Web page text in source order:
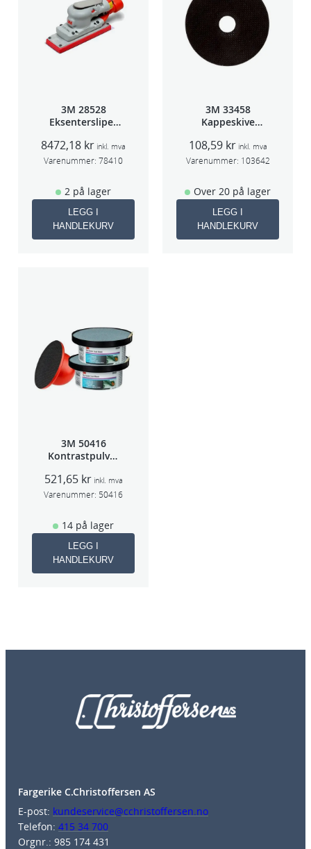
3M 28528
Eksentersliper
3mm slag
70×198
8472,18 kr inkl. mva
Varenummer: 78410
2 på lager
LEGG I
HANDLEKURV
3M 33458
Kappeskive
5stk/pk pris/stk
108,59 kr inkl. mva
Varenummer: 103642
Over 20 på lager
LEGG I
HANDLEKURV
3M 50416
Kontrastpulver
521,65 kr inkl. mva
Varenummer: 50416
14 på lager
LEGG I
HANDLEKURV
Fargerike C.Christoffersen AS
E-post: kundeservice@cchristoffersen.no
Telefon: 415 34 700
Orgnr.: 985 174 431